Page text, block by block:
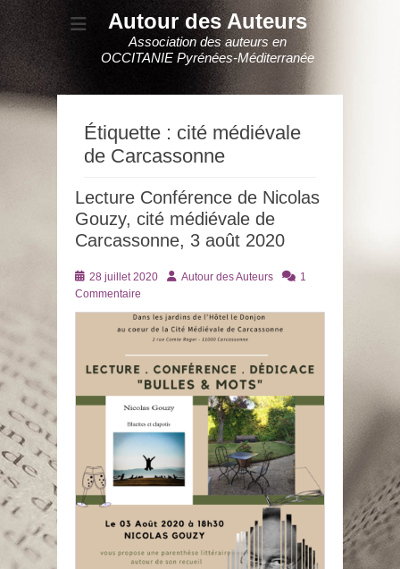
Autour des Auteurs
Association des auteurs en
OCCITANIE Pyrénées-Méditerranée
Étiquette : cité médiévale
de Carcassonne
Lecture Conférence de Nicolas
Gouzy, cité médiévale de
Carcassonne, 3 août 2020
Posté
le
28 juillet 2020 AuteurAutour des Auteurs
1
Commentaire